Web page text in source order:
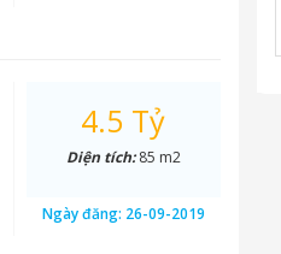
4.5 Tỷ
Diện tích:85 m2
Ngày đăng: 26-09-2019